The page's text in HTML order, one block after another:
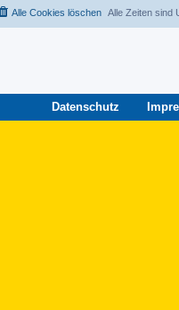
Alle Zeiten sind
Alle Cookies löschen
Datenschutz